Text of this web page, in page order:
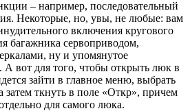
– например, последовательный
Некоторые, но, увы, не любые: вам
включения кругового
багажника сервоприводом,
ну и упомянутое
вот для того, чтобы открыть люк в
зайти в главное меню, выбрать
ткнуть в поле «Откр», причем
для самого люка.